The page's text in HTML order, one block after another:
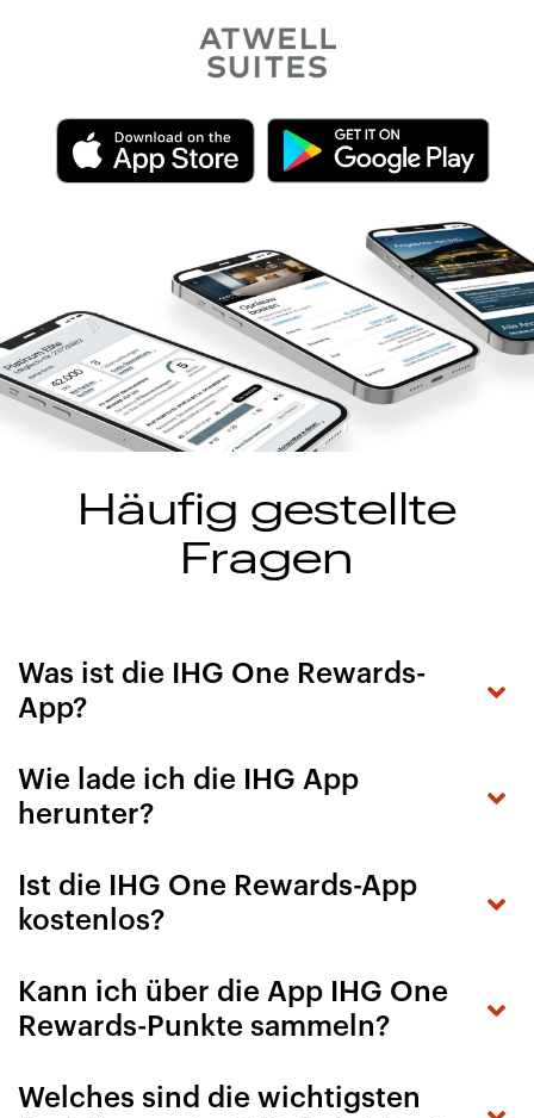
Häufig gestellte
Fragen
Was ist die IHG One Rewards-
App?
Wie lade ich die IHG App
herunter?
Ist die IHG One Rewards-App
kostenlos?
Kann ich über die App IHG One
Rewards-Punkte sammeln?
Welches sind die wichtigsten